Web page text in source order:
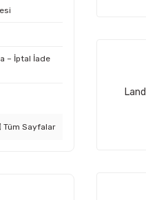
– İptal İade
Tüm Sayfalar